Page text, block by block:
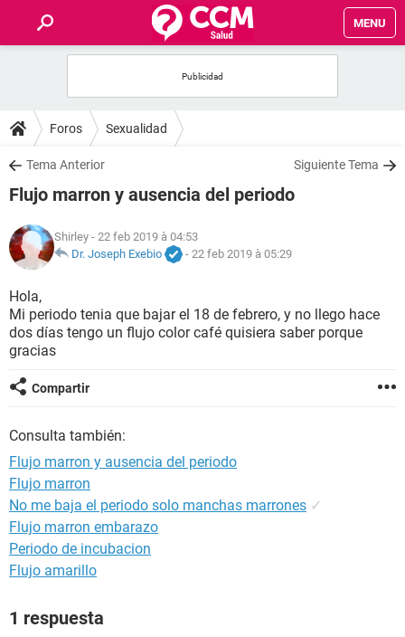
MENU
FORUMS
SALUD
FAMILIA
NUTRICIÓN
BIENESTAR
SEXUALIDAD
GLOSARIO
Foros Sexualidad
Tema Anterior Siguiente Tema
Flujo marron y ausencia del periodo
Shirley - 22 feb 2019 à 04:53
Dr. Joseph Exebio
- 22 feb 2019 à 05:29
Hola,
Mi periodo tenia que bajar el 18 de febrero, y no llego hace
dos días tengo un flujo color café quisiera saber porque
gracias
Compartir
Consulta también:
Flujo marron y ausencia del periodo
Flujo marron
No me baja el periodo solo manchas marrones ✓
Flujo marron embarazo
Periodo de incubacion
Flujo amarillo
1 respuesta